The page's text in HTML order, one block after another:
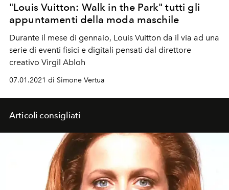
"Louis Vuitton: Walk in the Park" tutti gli
appuntamenti della moda maschile
Durante il mese di gennaio, Louis Vuitton da il via ad una
serie di eventi fisici e digitali pensati dal direttore
creativo Virgil Abloh
07.01.2021 di Simone Vertua
Articoli consigliati